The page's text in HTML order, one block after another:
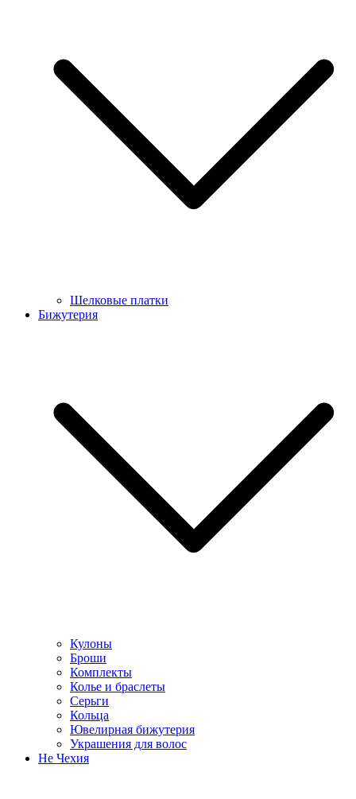
Шелковые платки
Бижутерия
Кулоны
Броши
Комплекты
Колье и браслеты
Серьги
Кольца
Ювелирная бижутерия
Украшения для волос
Не Чехия